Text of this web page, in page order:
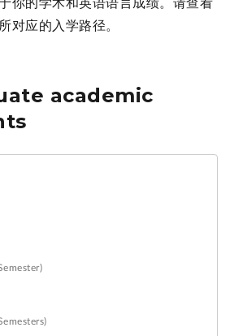
你的学术和英语语言成绩。请查看
对应的入学路径。
academic